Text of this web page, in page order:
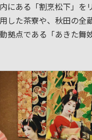
にある「割烹松下」を
した茶寮や、秋田の全
拠点である「あきた舞